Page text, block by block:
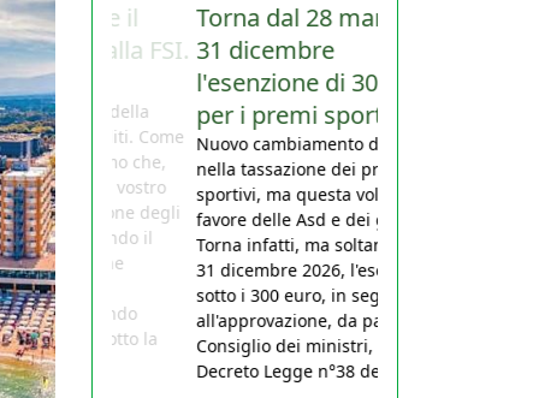
Torna dal 28 marzo al
31 dicembre
l'esenzione di 300 euro
per i premi sportivi
Nuovo cambiamento di rotta
nella tassazione dei premi
sportivi, ma questa volta a
favore delle Asd e dei giocatori.
Torna infatti, ma soltanto fino al
31 dicembre 2026, l'esenzione
sotto i 300 euro, in seguito
all'approvazione, da parte del
Consiglio dei ministri, del
Decreto Legge n°38 del 27...